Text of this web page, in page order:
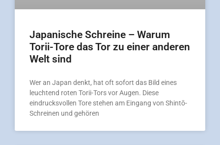
Japanische Schreine – Warum
Torii-Tore das Tor zu einer anderen
Welt sind
Wer an Japan denkt, hat oft sofort das Bild eines
leuchtend roten Torii-Tors vor Augen. Diese
eindrucksvollen Tore stehen am Eingang von Shintō-
Schreinen und gehören